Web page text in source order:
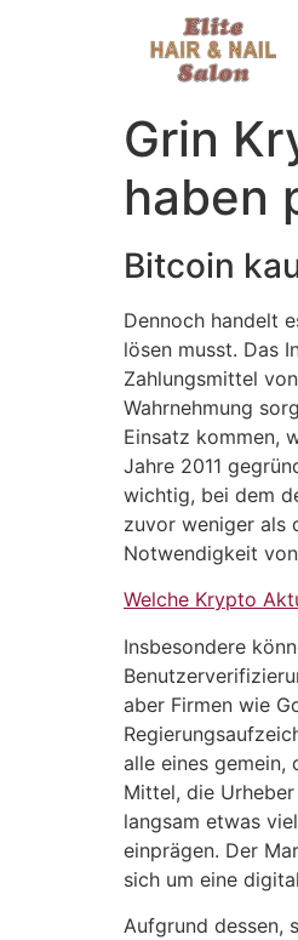
Grin
haben
Bitcoin
Dennoch handelt
lösen musst. Das
Zahlungsmittel
Wahrnehmung
Einsatz kommen,
Jahre 2011
wichtig, bei dem
zuvor weniger als
Notwendigkeit
Welche Krypto
Insbesondere
aber Firmen wie
alle eines gemein,
Mittel, die
langsam etwas
einprägen. Der
sich um eine
Aufgrund dessen,